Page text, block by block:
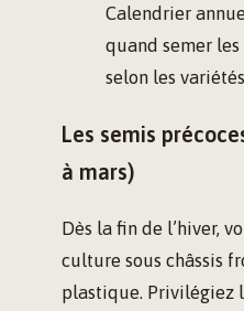
Calendrier
quand semer
selon les
Les semis
à mars)
Dès la fin de l’hiver,
culture sous châssis
plastique. Privilégiez